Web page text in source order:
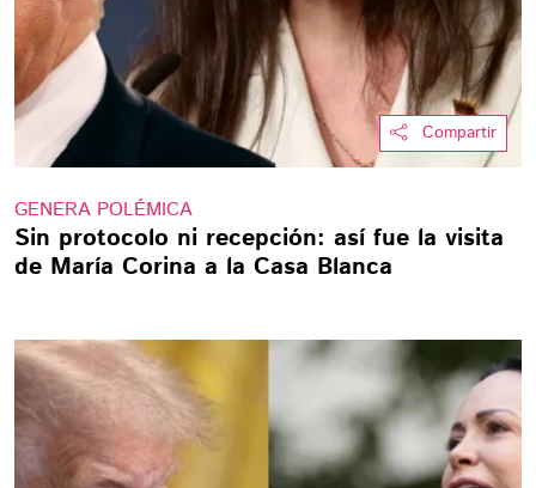
Compartir
GENERA POLÉMICA
Sin protocolo ni recepción: así fue la visita
de María Corina a la Casa Blanca